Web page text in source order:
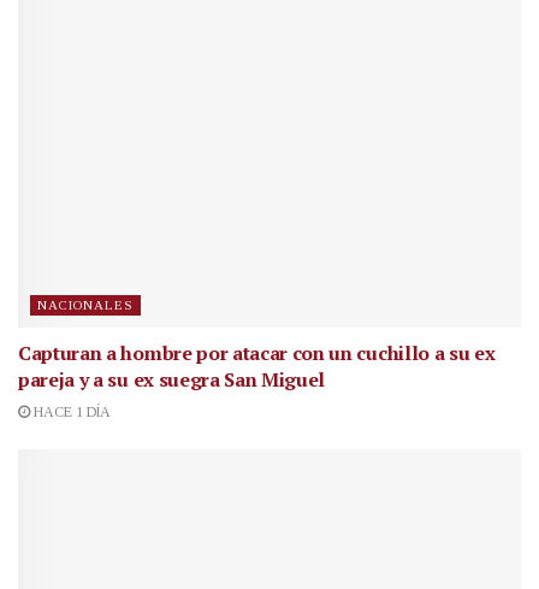
NACIONALES
Capturan a hombre por atacar con un cuchillo a su ex
pareja y a su ex suegra San Miguel
HACE 1 DÍA